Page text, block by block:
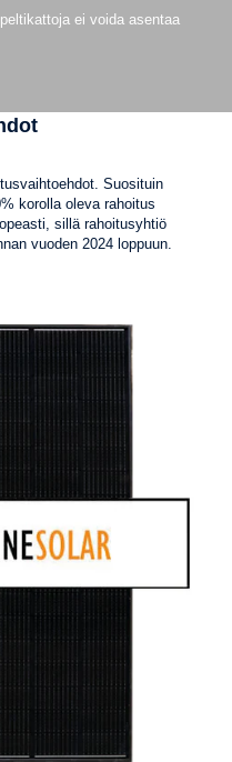
ei voida asentaa
Suosituin
korolla oleva rahoitus
sillä rahoitusyhtiö
vuoden 2024 loppuun.